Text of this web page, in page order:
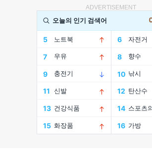
ADVERTISEMENT